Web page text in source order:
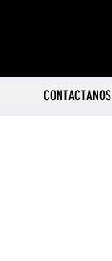
CONTACTANOS